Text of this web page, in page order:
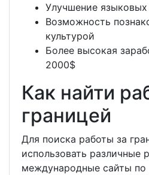
Улучшение
Возможность
культурой
Более высокая
2000$
Как найти
границей
Для поиска работы за
использовать различные
международные сайты по